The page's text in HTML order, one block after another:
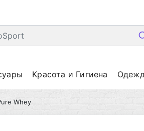
Красота и Гигиена
Whey